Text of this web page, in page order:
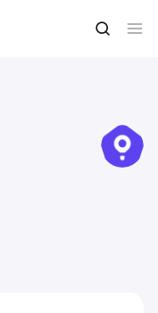
买入GGP
GGP